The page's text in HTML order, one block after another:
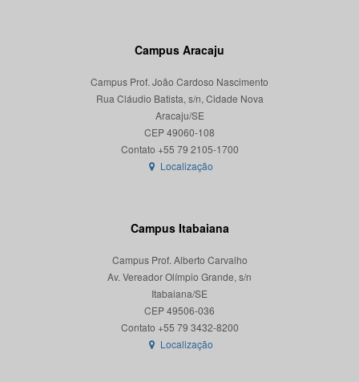
Campus Aracaju
Campus Prof. João Cardoso Nascimento
Rua Cláudio Batista, s/n, Cidade Nova
Aracaju/SE
CEP 49060-108
Localização
Campus Itabaiana
Campus Prof. Alberto Carvalho
Av. Vereador Olímpio Grande, s/n
Itabaiana/SE
CEP 49506-036
Localização